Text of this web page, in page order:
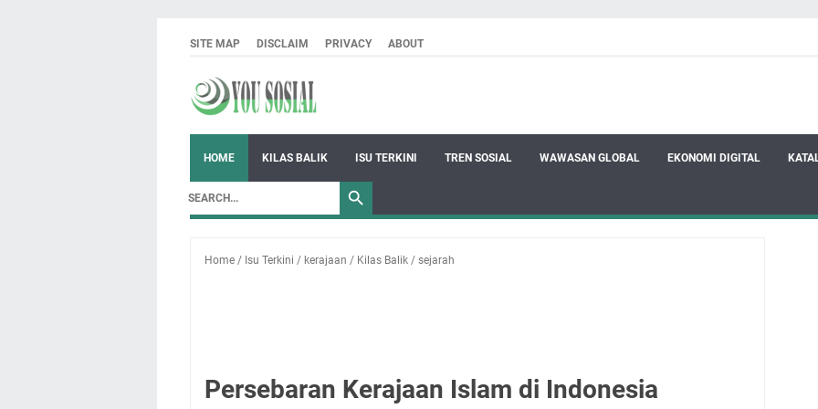
SITE MAP DISCLAIM PRIVACY ABOUT
HOME KILAS BALIK ISU TERKINI TREN SOSIAL WAWASAN GLOBAL EKONOMI DIGITAL
Home / Isu Terkini / kerajaan / Kilas Balik / sejarah
Persebaran Kerajaan Islam di Indonesia